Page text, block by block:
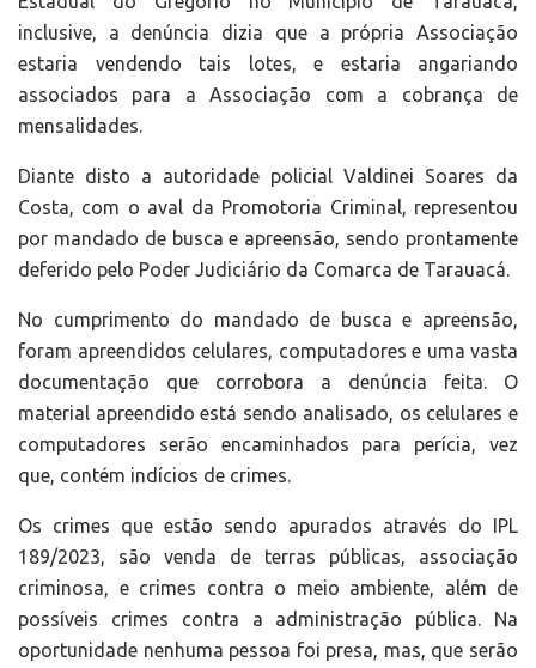
inclusive, a denúncia dizia que a própria Associação
estaria vendendo tais lotes, e estaria angariando
associados para a Associação com a cobrança de
mensalidades.
Diante disto a autoridade policial Valdinei Soares da
Costa, com o aval da Promotoria Criminal, representou
por mandado de busca e apreensão, sendo prontamente
deferido pelo Poder Judiciário da Comarca de Tarauacá.
No cumprimento do mandado de busca e apreensão,
foram apreendidos celulares, computadores e uma vasta
documentação que corrobora a denúncia feita. O
material apreendido está sendo analisado, os celulares e
computadores serão encaminhados para perícia, vez
que, contém indícios de crimes.
Os crimes que estão sendo apurados através do IPL
189/2023, são venda de terras públicas, associação
criminosa, e crimes contra o meio ambiente, além de
possíveis crimes contra a administração pública. Na
oportunidade nenhuma pessoa foi presa, mas, que serão